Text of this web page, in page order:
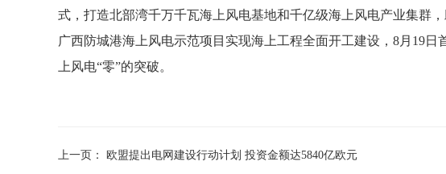
式，打造北部湾千万千瓦海上风电基地和千亿级海上风电产业集群
广西防城港海上风电示范项目实现海上工程全面开工建设，8月19
上风电“零”的突破。
上一页： 欧盟提出电网建设行动计划 投资金额达5840亿欧元